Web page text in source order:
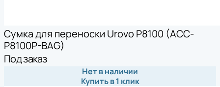
Сумка для переноски Urovo P8100 (ACC-
P8100P-BAG)
Под заказ
Нет в наличии
Купить в 1 клик